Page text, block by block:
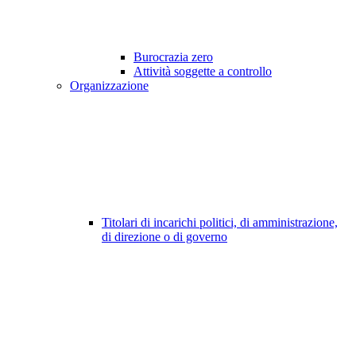
Burocrazia zero
Attività soggette a controllo
Organizzazione
Titolari di incarichi politici, di amministrazione,
di direzione o di governo